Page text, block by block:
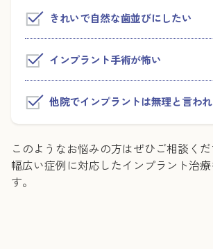
きれいで自然な歯並びにしたい
インプラント手術が怖い
他院でインプラントは無理と言わ
このようなお悩みの方はぜひご相談く
幅広い症例に対応したインプラント治
す。